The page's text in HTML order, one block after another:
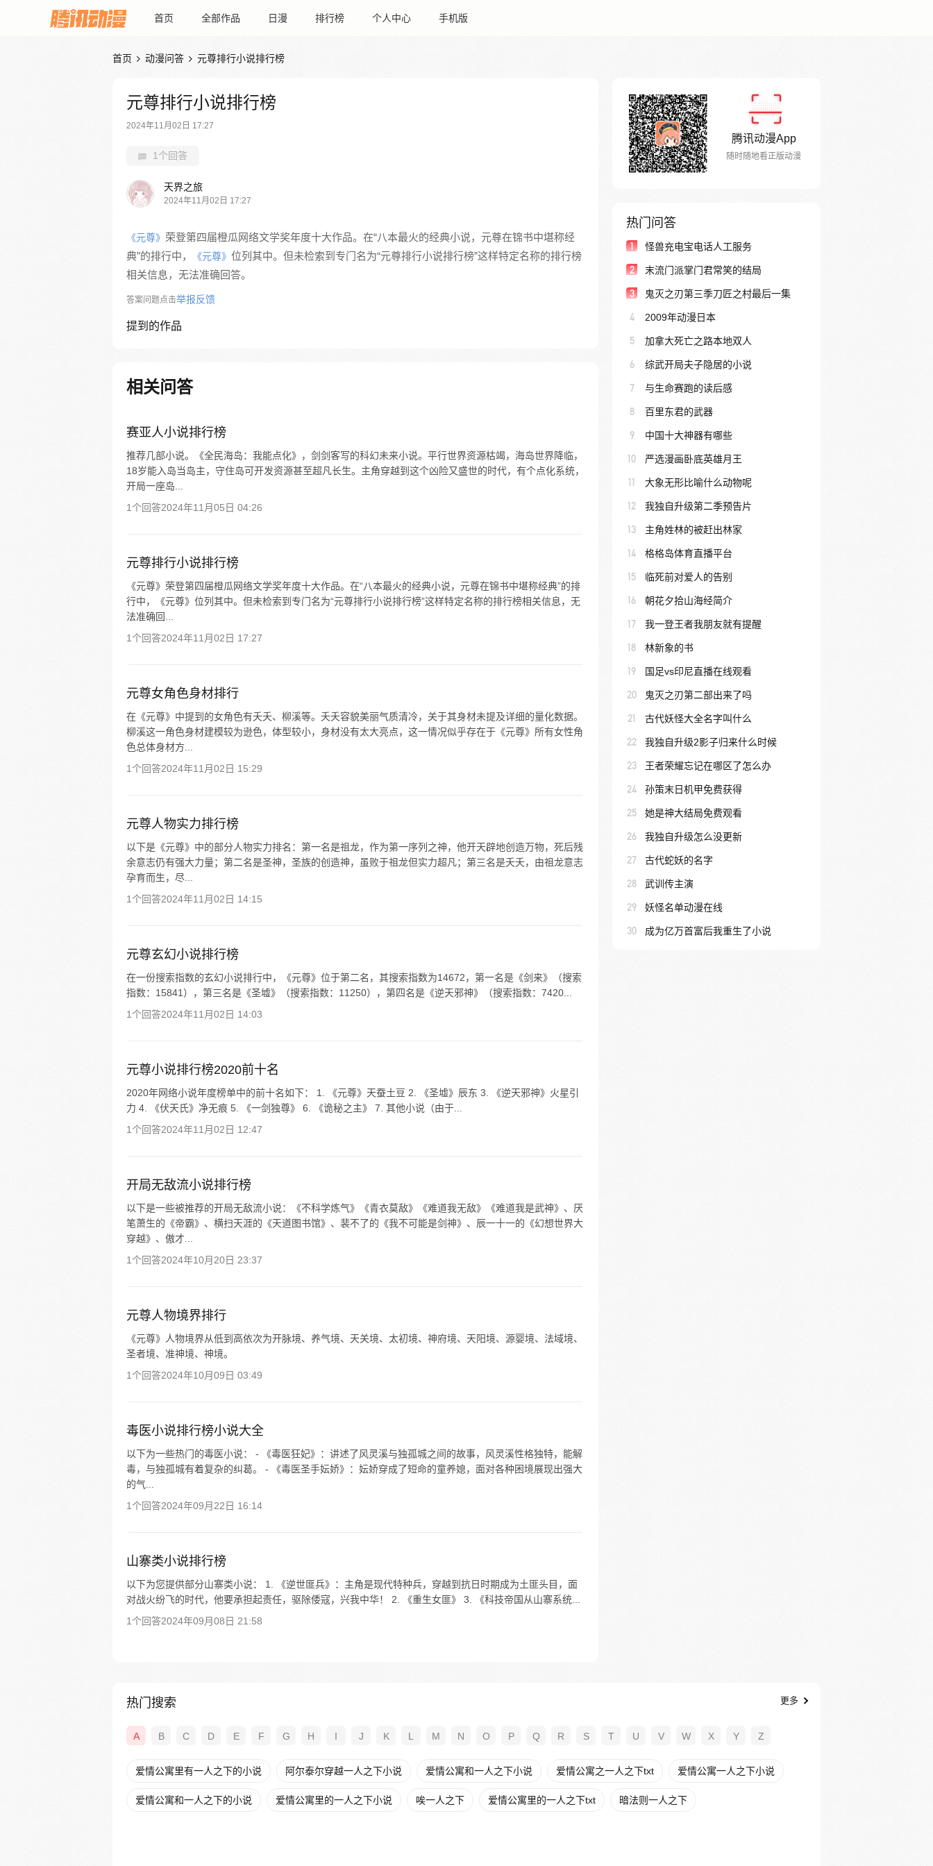
首页 全部作品 日漫 排行榜 个人中心 手机版
首页  动漫问答  元尊排行小说排行榜
元尊排行小说排行榜
2024年11月02日 17:27
1个回答
天界之旅
2024年11月02日 17:27
《元尊》 荣登第四届橙瓜网络文学奖年度十大作品。在“八本最火的经典小说，元尊在锦书中堪称经
典”的排行中，
《元尊》 位列其中。但未检索到专门名为“元尊排行小说排行榜”这样特定名称的排行榜
相关信息，无法准确回答。
答案问题点击举报反馈
提到的作品
相关问答
赛亚人小说排行榜
推荐几部小说。《全民海岛：我能点化》，剑剑客写的科幻未来小说。平行世界资源枯竭，海岛世界降临，
18岁能入岛当岛主，守住岛可开发资源甚至超凡长生。主角穿越到这个凶险又盛世的时代，有个点化系统，
开局一座岛...
1个回答2024年11月05日 04:26
元尊排行小说排行榜
《元尊》荣登第四届橙瓜网络文学奖年度十大作品。在“八本最火的经典小说，元尊在锦书中堪称经典”的排
行中，《元尊》位列其中。但未检索到专门名为“元尊排行小说排行榜”这样特定名称的排行榜相关信息，无
法准确回...
1个回答2024年11月02日 17:27
元尊女角色身材排行
在《元尊》中提到的女角色有夭夭、柳溪等。夭夭容貌美丽气质清冷，关于其身材未提及详细的量化数据。
柳溪这一角色身材建模较为逊色，体型较小，身材没有太大亮点，这一情况似乎存在于《元尊》所有女性角
色总体身材方...
1个回答2024年11月02日 15:29
元尊人物实力排行榜
以下是《元尊》中的部分人物实力排名：第一名是祖龙，作为第一序列之神，他开天辟地创造万物，死后残
余意志仍有强大力量；第二名是圣神，圣族的创造神，虽败于祖龙但实力超凡；第三名是夭夭，由祖龙意志
孕育而生，尽...
1个回答2024年11月02日 14:15
元尊玄幻小说排行榜
在一份搜索指数的玄幻小说排行中，《元尊》位于第二名，其搜索指数为14672，第一名是《剑来》（搜索
指数：15841），第三名是《圣墟》（搜索指数：11250），第四名是《逆天邪神》（搜索指数：7420...
1个回答2024年11月02日 14:03
元尊小说排行榜2020前十名
2020年网络小说年度榜单中的前十名如下： 1. 《元尊》天蚕土豆 2. 《圣墟》辰东 3. 《逆天邪神》火星引
力 4. 《伏天氏》净无痕 5. 《一剑独尊》 6. 《诡秘之主》 7. 其他小说（由于...
1个回答2024年11月02日 12:47
开局无敌流小说排行榜
以下是一些被推荐的开局无敌流小说：《不科学炼气》《青衣莫敌》《难道我无敌》《难道我是武神》、厌
笔萧生的《帝霸》、横扫天涯的《天道图书馆》、裴不了的《我不可能是剑神》、辰一十一的《幻想世界大
穿越》、傲才...
1个回答2024年10月20日 23:37
元尊人物境界排行
《元尊》人物境界从低到高依次为开脉境、养气境、天关境、太初境、神府境、天阳境、源婴境、法域境、
圣者境、准神境、神境。
1个回答2024年10月09日 03:49
毒医小说排行榜小说大全
以下为一些热门的毒医小说： - 《毒医狂妃》：讲述了风灵溪与独孤城之间的故事，风灵溪性格独特，能解
毒，与独孤城有着复杂的纠葛。 - 《毒医圣手妘娇》：妘娇穿成了短命的童养媳，面对各种困境展现出强大
的气...
1个回答2024年09月22日 16:14
山寨类小说排行榜
以下为您提供部分山寨类小说： 1. 《逆世匪兵》：主角是现代特种兵，穿越到抗日时期成为土匪头目，面
对战火纷飞的时代，他要承担起责任，驱除倭寇，兴我中华！ 2. 《重生女匪》 3. 《科技帝国从山寨系统...
1个回答2024年09月08日 21:58
腾讯动漫App
随时随地看正版动漫
热门问答
1 怪兽充电宝电话人工服务
2 末流门派掌门君常笑的结局
3 鬼灭之刃第三季刀匠之村最后一集
4 2009年动漫日本
5 加拿大死亡之路本地双人
6 综武开局夫子隐居的小说
7 与生命赛跑的读后感
8 百里东君的武器
9 中国十大神器有哪些
10 严选漫画卧底英雄月王
11 大象无形比喻什么动物呢
12 我独自升级第二季预告片
13 主角姓林的被赶出林家
14 格格岛体育直播平台
15 临死前对爱人的告别
16 朝花夕拾山海经简介
17 我一登王者我朋友就有提醒
18 林新象的书
19 国足vs印尼直播在线观看
20 鬼灭之刃第二部出来了吗
21 古代妖怪大全名字叫什么
22 我独自升级2影子归来什么时候
23 王者荣耀忘记在哪区了怎么办
24 孙策末日机甲免费获得
25 她是神大结局免费观看
26 我独自升级怎么没更新
27 古代蛇妖的名字
28 武训传主演
29 妖怪名单动漫在线
30 成为亿万首富后我重生了小说
热门搜索 更多
A B C D E F G H I J K L M N O P Q R S T U V W X Y Z
爱情公寓里有一人之下的小说 阿尔泰尔穿越一人之下小说 爱情公寓和一人之下小说 爱情公寓之一人之下txt 爱情公寓一人之下小说
爱情公寓和一人之下的小说 爱情公寓里的一人之下小说 唉一人之下 爱情公寓里的一人之下txt 暗法则一人之下